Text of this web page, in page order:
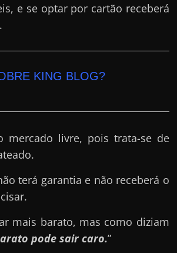
e se optar por cartão receberá
KING BLOG?
mercado livre, pois trata-se de
terá garantia e não receberá o
mais barato, mas como diziam
pode sair caro.”